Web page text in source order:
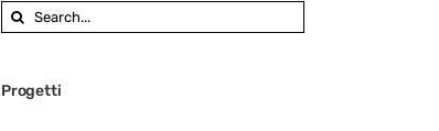
Search
for:
Progetti